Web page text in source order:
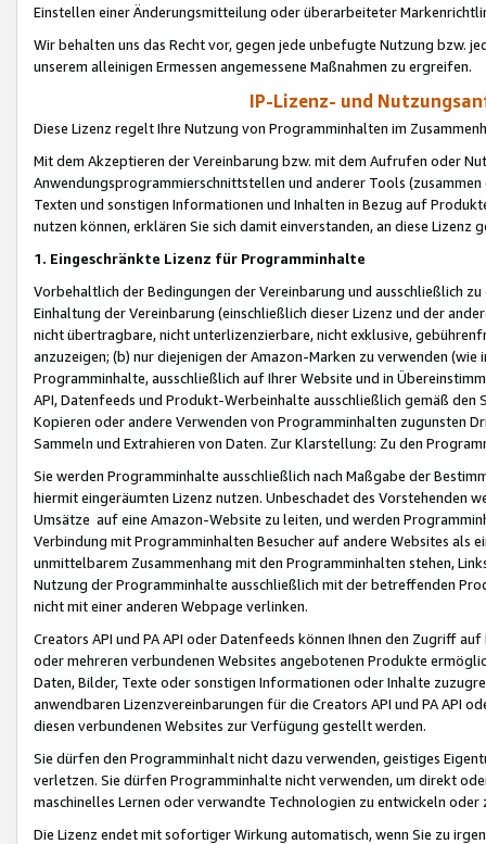
Einstellen einer Änderungsmitteilung oder überarbeiteter
Wir behalten uns das Recht vor, gegen jede unbefugte Nutzung bzw.
unserem alleinigen Ermessen angemessene Maßnahmen zu ergreifen.
IP-Lizenz- und
Diese Lizenz regelt Ihre Nutzung von Programminhalten im
Mit dem Akzeptieren der Vereinbarung bzw. mit dem Aufrufen oder
Anwendungsprogrammierschnittstellen und anderer Tools (zusammen
Texten und sonstigen Informationen und Inhalten in Bezug auf
nutzen können, erklären Sie sich damit einverstanden, an diese Lizenz
1. Eingeschränkte Lizenz für Programminhalte
Vorbehaltlich der Bedingungen der Vereinbarung und ausschließlich
Einhaltung der Vereinbarung (einschließlich dieser Lizenz und der
nicht übertragbare, nicht unterlizenzierbare, nicht exklusive,
anzuzeigen; (b) nur diejenigen der Amazon-Marken zu verwenden
Programminhalte, ausschließlich auf Ihrer Website und in
API, Datenfeeds und Produkt-Werbeinhalte ausschließlich gemäß
Kopieren oder andere Verwenden von Programminhalten zugunsten
Sammeln und Extrahieren von Daten. Zur Klarstellung: Zu den
Sie werden Programminhalte ausschließlich nach Maßgabe der
hiermit eingeräumten Lizenz nutzen. Unbeschadet des Vorstehenden
Umsätze auf eine Amazon-Website zu leiten, und werden
Verbindung mit Programminhalten Besucher auf andere Websites als
unmittelbarem Zusammenhang mit den Programminhalten stehen,
Nutzung der Programminhalte ausschließlich mit der betreffenden
nicht mit einer anderen Webpage verlinken.
Creators API und PA API oder Datenfeeds können Ihnen den Zugriff
oder mehreren verbundenen Websites angebotenen Produkte
Daten, Bilder, Texte oder sonstigen Informationen oder Inhalte
anwendbaren Lizenzvereinbarungen für die Creators API und PA API
diesen verbundenen Websites zur Verfügung gestellt werden.
Sie dürfen den Programminhalt nicht dazu verwenden, geistiges
verletzen. Sie dürfen Programminhalte nicht verwenden, um direkt
maschinelles Lernen oder verwandte Technologien zu entwickeln
Die Lizenz endet mit sofortiger Wirkung automatisch, wenn Sie zu